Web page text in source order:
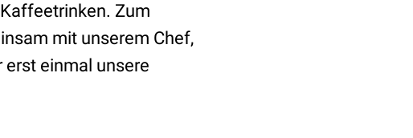
Zum
mit unserem Chef,
erst einmal unsere